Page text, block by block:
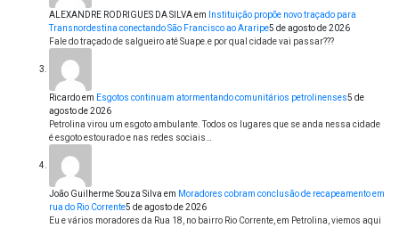
ALEXANDRE RODRIGUES DA SILVAem
Instituição propõe novo traçado para
Transnordestina conectando São Francisco ao Araripe5 de agosto de 2026
Fale do traçado de salgueiro até Suape.e por qual cidade vai passar???
Ricardoem Esgotos continuam atormentando comunitários petrolinenses5 de
agosto de 2026
Petrolina virou um esgoto ambulante. Todos os lugares que se anda nessa cidade
é esgoto estourado e nas redes sociais…
João Guilherme Souza Silva em Moradores cobram conclusão de recapeamento em
rua do Rio Corrente5 de agosto de 2026
Eu e vários moradores da Rua 18, no bairro Rio Corrente, em Petrolina, viemos aqui